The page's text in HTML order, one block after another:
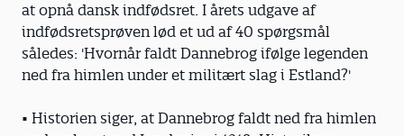
at opnå dansk indfødsret. I årets udgave af
indfødsretsprøven lød et ud af 40 spørgsmål
således: 'Hvornår faldt Dannebrog ifølge legenden
ned fra himlen under et militært slag i Estland?'
• Historien siger, at Dannebrog faldt ned fra himlen